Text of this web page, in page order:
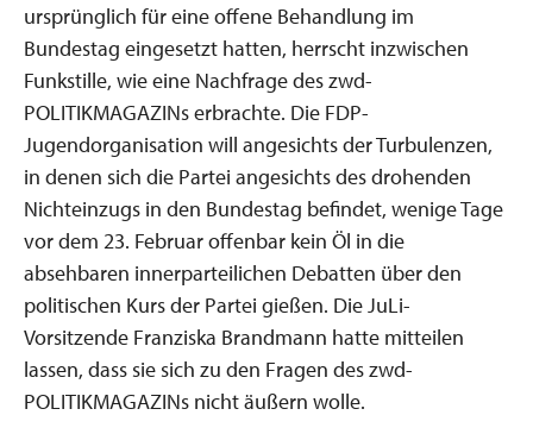
ursprünglich für eine offene Behandlung im
Bundestag eingesetzt hatten, herrscht inzwischen
Funkstille, wie eine Nachfrage des zwd-
POLITIKMAGAZINs erbrachte. Die FDP-
Jugendorganisation will angesichts der Turbulenzen,
in denen sich die Partei angesichts des drohenden
Nichteinzugs in den Bundestag befindet, wenige Tage
vor dem 23. Februar offenbar kein Öl in die
absehbaren innerparteilichen Debatten über den
politischen Kurs der Partei gießen. Die JuLi-
Vorsitzende Franziska Brandmann hatte mitteilen
lassen, dass sie sich zu den Fragen des zwd-
POLITIKMAGAZINs nicht äußern wolle.